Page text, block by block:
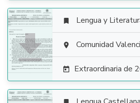

 Lengua y
 Comunidad
 Extraordinaria de